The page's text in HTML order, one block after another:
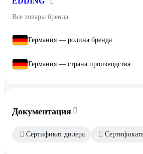
Все товары бренда
Германия — родина бренда
Германия — страна производства
Документация
Сертификат дилера